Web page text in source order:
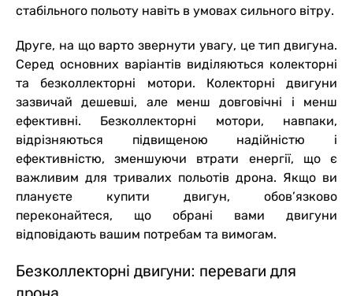
стабільного польоту навіть в умовах сильного вітру.
Друге, на що варто звернути увагу, це тип двигуна.
Серед основних варіантів виділяються колекторні
та безколлекторні мотори. Колекторні двигуни
зазвичай дешевші, але менш довговічні і менш
ефективні. Безколлекторні мотори, навпаки,
відрізняються підвищеною надійністю і
ефективністю, зменшуючи втрати енергії, що є
важливим для тривалих польотів дрона. Якщо ви
плануєте купити двигун, обов’язково
переконайтеся, що обрані вами двигуни
відповідають вашим потребам та вимогам.
Безколлекторні двигуни: переваги для